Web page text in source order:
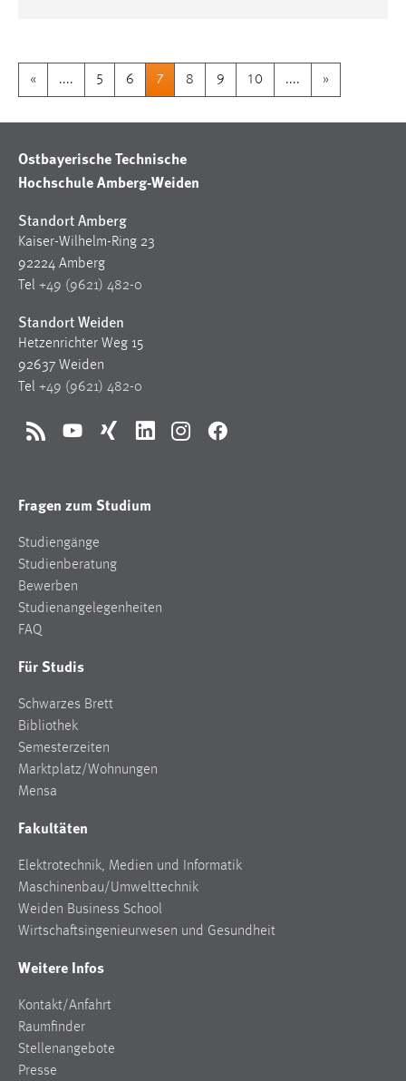
« .... 5 6 7 8 9 10 .... »
Ostbayerische Technische
Hochschule Amberg-Weiden
Standort Amberg
Kaiser-Wilhelm-Ring 23
92224 Amberg
Tel +49 (9621) 482-0
Standort Weiden
Hetzenrichter Weg 15
92637 Weiden
Tel +49 (9621) 482-0
RSS YouTubeXing LinkedInInstagramFacebook
Fragen zum Studium
Studiengänge
Studienberatung
Bewerben
Studienangelegenheiten
FAQ
Für Studis
Schwarzes Brett
Bibliothek
Semesterzeiten
Marktplatz/Wohnungen
Mensa
Fakultäten
Elektrotechnik, Medien und Informatik
Maschinenbau/Umwelttechnik
Weiden Business School
Wirtschaftsingenieurwesen und Gesundheit
Weitere Infos
Kontakt/Anfahrt
Raumfinder
Stellenangebote
Presse